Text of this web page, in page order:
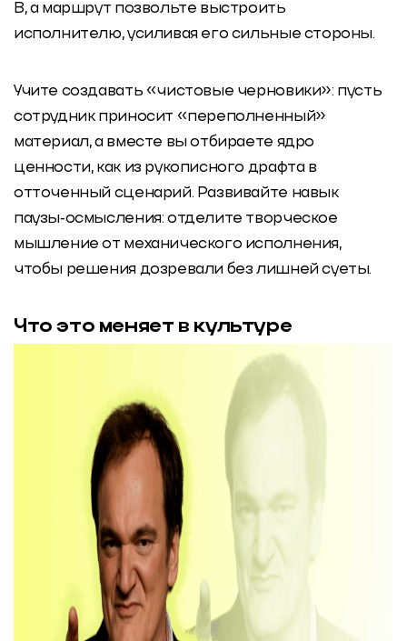
B, а маршрут позвольте выстроить
исполнителю, усиливая его сильные стороны.
Учите создавать «чистовые черновики»: пусть
сотрудник приносит «переполненный»
материал, а вместе вы отбираете ядро
ценности, как из рукописного драфта в
отточенный сценарий. Развивайте навык
паузы‑осмысления: отделите творческое
мышление от механического исполнения,
чтобы решения дозревали без лишней суеты.
Что это меняет в культуре